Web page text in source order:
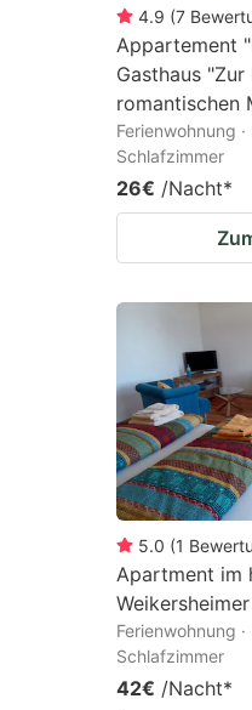
4.9 (7
Appartement
Gasthaus
romantischen
Ferienwohnung ·
Schlafzimmer
26€ /Nacht*
5.0 (1
Apartment im
Ferienwohnung ·
Schlafzimmer
42€ /Nacht*